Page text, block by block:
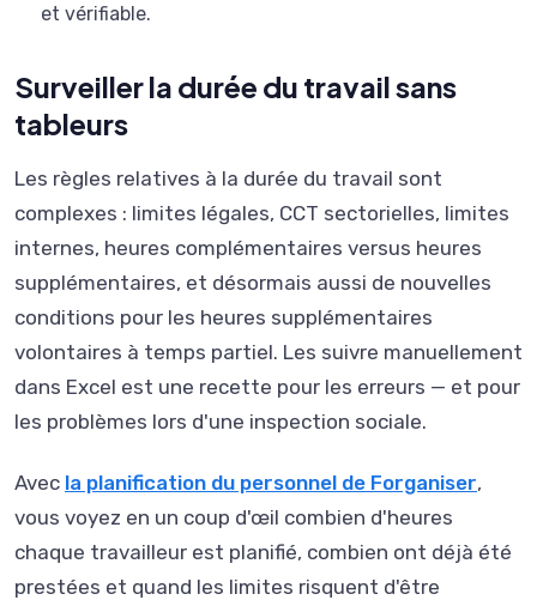
et vérifiable.
Surveiller la durée du travail sans
tableurs
Les règles relatives à la durée du travail sont
complexes : limites légales, CCT sectorielles, limites
internes, heures complémentaires versus heures
supplémentaires, et désormais aussi de nouvelles
conditions pour les heures supplémentaires
volontaires à temps partiel. Les suivre manuellement
dans Excel est une recette pour les erreurs — et pour
les problèmes lors d'une inspection sociale.
Avec la planification du personnel de Forganiser,
vous voyez en un coup d'œil combien d'heures
chaque travailleur est planifié, combien ont déjà été
prestées et quand les limites risquent d'être